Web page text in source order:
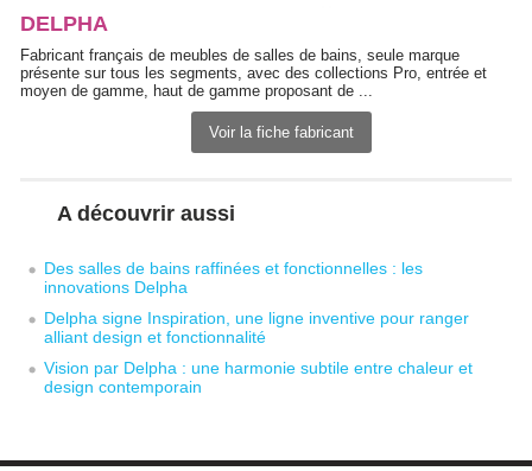
DELPHA
Fabricant français de meubles de salles de bains, seule marque
présente sur tous les segments, avec des collections Pro, entrée et
moyen de gamme, haut de gamme proposant de ...
Voir la fiche fabricant
A découvrir aussi
Des salles de bains raffinées et fonctionnelles : les
innovations Delpha
Delpha signe Inspiration, une ligne inventive pour ranger
alliant design et fonctionnalité
Vision par Delpha : une harmonie subtile entre chaleur et
design contemporain